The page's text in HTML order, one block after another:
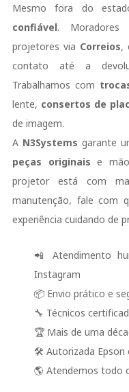
Mesmo fora do
confiável. Moradores
projetores via Correios,
contato até a
Trabalhamos com
lente, consertos de
de imagem.
A N3Systems garante
peças originais e
projetor está com
manutenção, fale com
experiência cuidando de
📲 Atendimento
Instagram
📦 Envio prático e
🔧 Técnicos
🏆 Mais de uma
🛠️ Autorizada Epson
🌎 Atendemos todo